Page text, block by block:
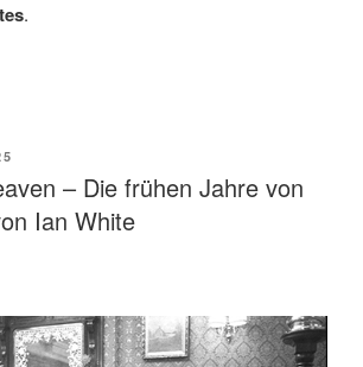
.
– Die frühen Jahre von
Ian White